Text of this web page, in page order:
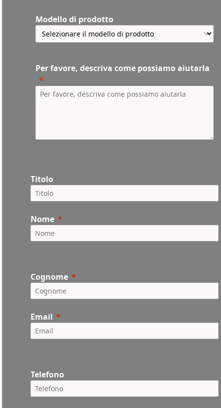
Modello di prodotto
Per favore, descriva come possiamo aiutarla
Titolo
Nome
Cognome
Email
Telefono